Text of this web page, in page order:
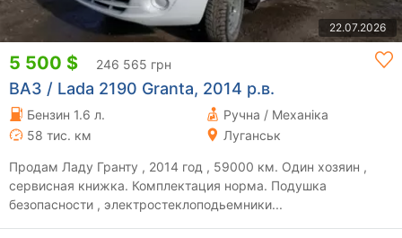
22.07.2026
5 500 $ 246 565 грн
ВАЗ / Lada 2190 Granta, 2014 р.в.
Бензин 1.6 л.
Ручна / Механіка
58 тис. км
Луганськ
Продам Ладу Гранту , 2014 год , 59000 км. Один хозяин ,
сервисная книжка. Комплектация норма. Подушка
безопасности , электростеклоподьемники...